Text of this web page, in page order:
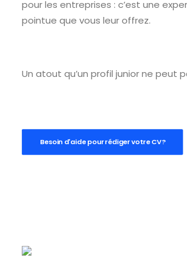
pour les entreprises : c’est une
pointue que vous leur offrez.
Un atout qu’un profil junior ne peut
Besoin d'aide pour rédiger votre CV?